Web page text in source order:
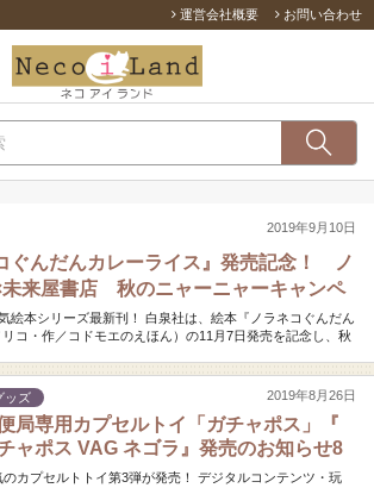
運営会社概要 お問い合わせ
2019年9月10日
ぐんだんカレーライス』発売記念！ ノ
未来屋書店 秋のニャーニャーキャンペ
絵本シリーズ最新刊！ 白泉社は、絵本『ノラネコぐんだん
コ・作／コドモエのえほん）の11月7日発売を記念し、秋
ッズ 2019年8月26日
局専用カプセルトイ「ガチャポス」『
ャポス VAG ネゴラ』発売のお知らせ8
日より東京中央郵便局(KITTE)にて先行
のカプセルトトイ第3弾が発売！ デジタルコンテンツ・玩